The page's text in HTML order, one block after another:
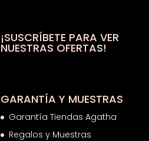
¡SUSCRÍBETE PARA VER
NUESTRAS OFERTAS!
GARANTÍA Y MUESTRAS
Garantía Tiendas Agatha
Regalos y Muestras